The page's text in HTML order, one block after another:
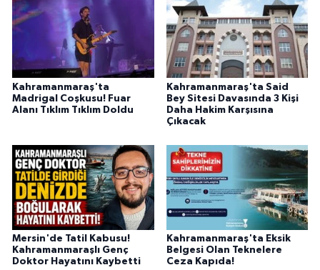
Kahramanmaraş'ta
Madrigal Coşkusu! Fuar
Alanı Tıklım Tıklım Doldu
Kahramanmaraş'ta Said
Bey Sitesi Davasında 3 Kişi
Daha Hakim Karşısına
Çıkacak
Mersin'de Tatil Kabusu!
Kahramanmaraşlı Genç
Doktor Hayatını Kaybetti
Kahramanmaraş'ta Eksik
Belgesi Olan Teknelere
Ceza Kapıda!
ASAYİŞ
SEÇİM 2015
ÇEVRE
YARIŞMALAR
TANITIM
HABERDE İNSAN